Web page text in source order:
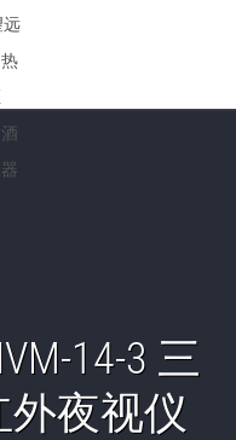
14-3 三
夜视仪